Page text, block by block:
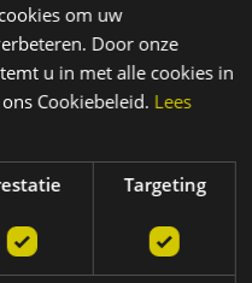
om uw
Door onze
u in met alle cookies in
Cookiebeleid. Lees
Targeting